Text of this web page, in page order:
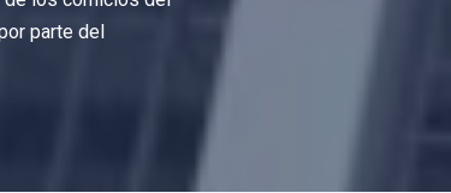
parte del